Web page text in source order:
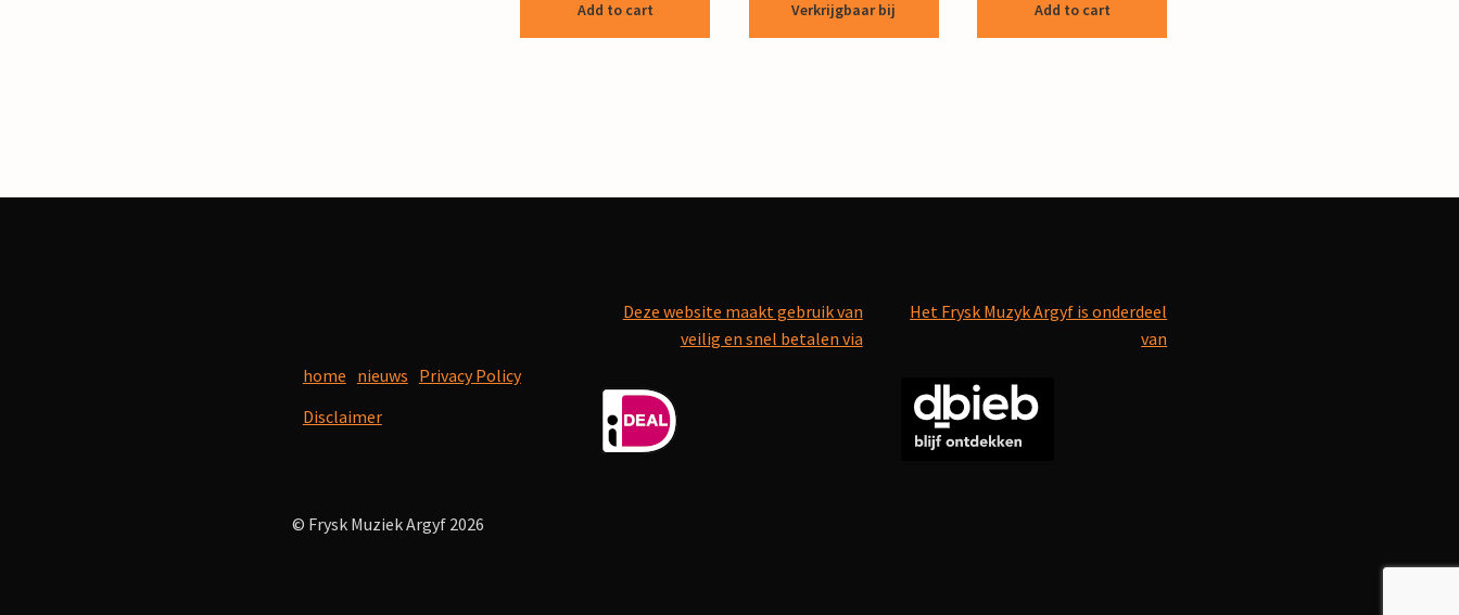
Add to cart Verkrijgbaar bij Add to cart
home nieuws Privacy Policy
Disclaimer
Deze website maakt gebruik van
veilig en snel betalen via
Het Frysk Muzyk Argyf is onderdeel
van
© Frysk Muziek Argyf 2026